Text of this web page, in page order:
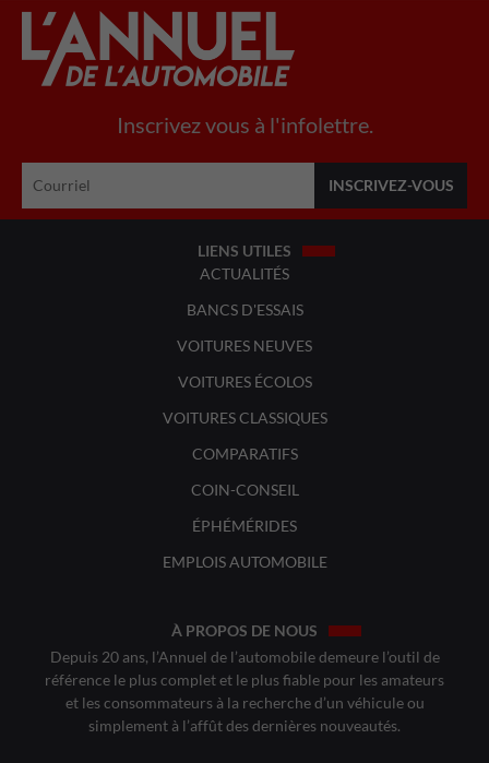
Inscrivez vous à l'infolettre.
LIENS UTILES
ACTUALITÉS
BANCS D'ESSAIS
VOITURES NEUVES
VOITURES ÉCOLOS
VOITURES CLASSIQUES
COMPARATIFS
COIN-CONSEIL
ÉPHÉMÉRIDES
EMPLOIS AUTOMOBILE
À PROPOS DE NOUS
Depuis 20 ans, l’Annuel de l’automobile demeure l’outil de
référence le plus complet et le plus fiable pour les amateurs
et les consommateurs à la recherche d’un véhicule ou
simplement à l’affût des dernières nouveautés.